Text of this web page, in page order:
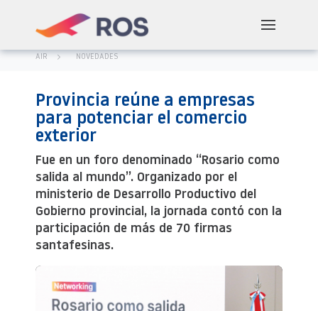
AIR NOVEDADES
Provincia reúne a empresas
para potenciar el comercio
exterior
Fue en un foro denominado “Rosario como
salida al mundo”. Organizado por el
ministerio de Desarrollo Productivo del
Gobierno provincial, la jornada contó con la
participación de más de 70 firmas
santafesinas.